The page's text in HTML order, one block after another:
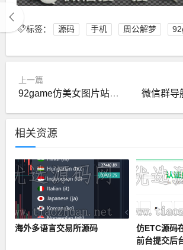
标签： 源码 手机 周公解梦
上一篇
92game仿美女图片站源码带手机版
相关资源
海外多语言交易所源码
仿ETC源码
前台提交后